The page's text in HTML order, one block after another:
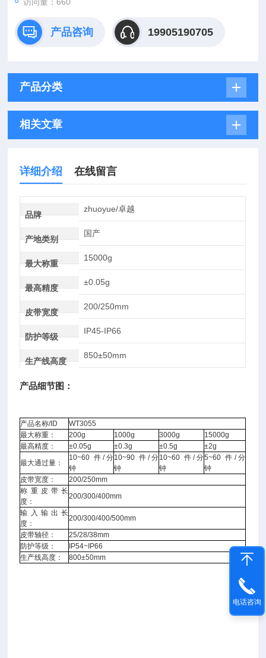
产品咨询 19905190705
产品分类
相关文章
详细介绍 在线留言
品牌
zhuoyue/卓越
产地类别
国产
最大称重
15000g
最高精度
±0.05g
皮带宽度
200/250mm
防护等级
IP45-IP66
生产线高度
850±50mm
产品细节图：
产品名称/ID
WT3055
最大称重：
200g 1000g 3000g
15000g
最高精度：
±0.05g ±0.3g ±0.5g
±2g
最大通过量：
10~60 件/分
钟
10~90 件/分
钟
10~60 件/分
钟
5~60 件/分
钟
皮带宽度：
200/250mm
称重皮带长
度：
200/300/400mm
输入输出长
度：
200/300/400/500mm
皮带轴径：
25/28/38mm
防护等级：
IP54~IP66
生产线高度：
800±50mm
电话咨询